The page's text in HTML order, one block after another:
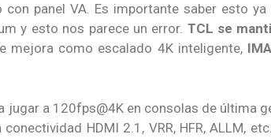
panel VA. Es importante saber esto
y esto nos parece un error. TCL se
mejora como escalado 4K inteligente,
jugar a 120fps@4K en consolas de última
HDMI 2.1, VRR, HFR, ALLM,